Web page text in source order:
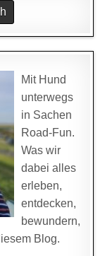
Mit Hund
unterwegs
in Sachen
Road-Fun.
Was wir
dabei alles
erleben,
entdecken,
bewundern,
Blog.